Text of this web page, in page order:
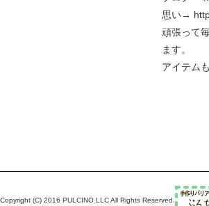
思い→
頑張って
ます。
アイテム
Copyright (C) 2016 PULCINO LLC All Rights Reserved.